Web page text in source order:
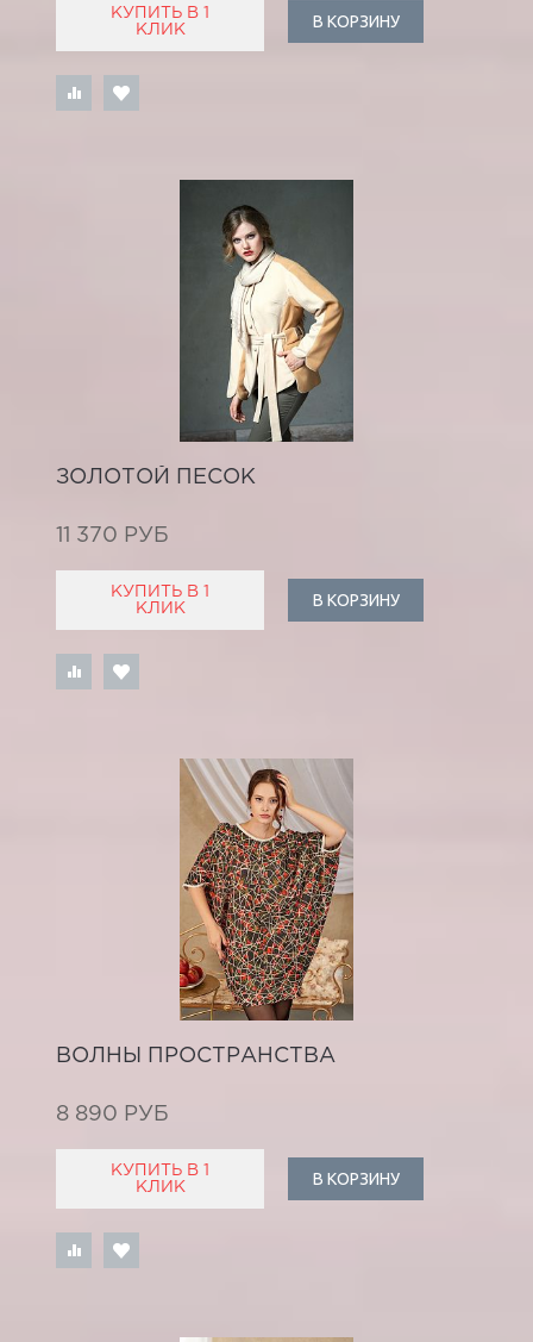
КУПИТЬ В 1
КЛИК
В КОРЗИНУ
ЗОЛОТОЙ ПЕСОК
11 370 РУБ
КУПИТЬ В 1
КЛИК
В КОРЗИНУ
ВОЛНЫ ПРОСТРАНСТВА
8 890 РУБ
КУПИТЬ В 1
КЛИК
В КОРЗИНУ